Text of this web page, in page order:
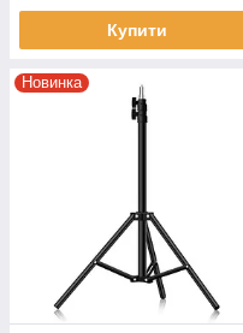
Купити
Новинка